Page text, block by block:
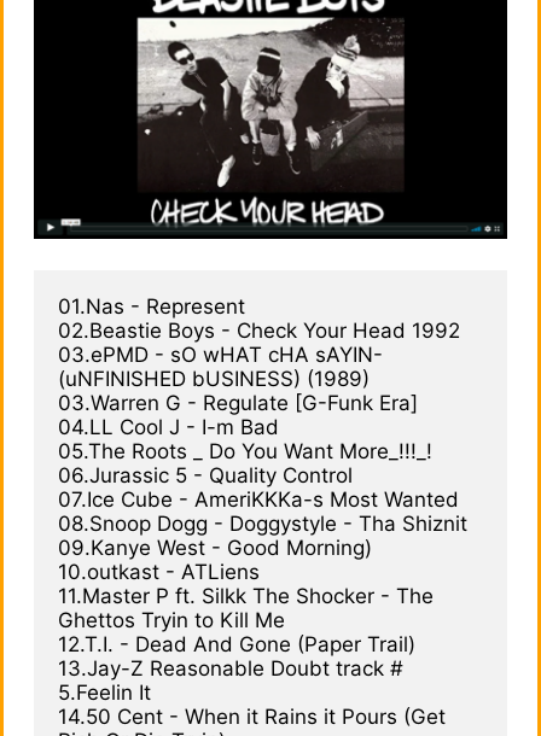
01.Nas - Represent
02.Beastie Boys - Check Your Head 1992
03.ePMD - sO wHAT cHA sAYIN-
(uNFINISHED bUSINESS) (1989)
03.Warren G - Regulate [G-Funk Era]
04.LL Cool J - I-m Bad
05.The Roots _ Do You Want More_!!!_!
06.Jurassic 5 - Quality Control
07.Ice Cube - AmeriKKKa-s Most Wanted
08.Snoop Dogg - Doggystyle - Tha Shiznit
09.Kanye West - Good Morning)
10.outkast - ATLiens
11.Master P ft. Silkk The Shocker - The
Ghettos Tryin to Kill Me
12.T.I. - Dead And Gone (Paper Trail)
13.Jay-Z Reasonable Doubt track #
5.Feelin It
14.50 Cent - When it Rains it Pours (Get